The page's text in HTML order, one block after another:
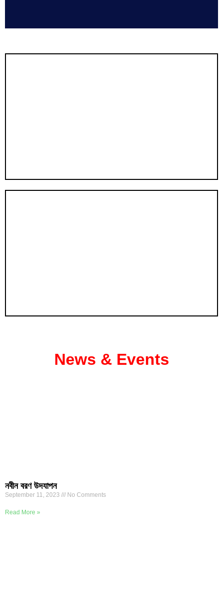
News & Events
নবীন বরণ উদযাপন
September 11, 2023 No Comments
Read More »